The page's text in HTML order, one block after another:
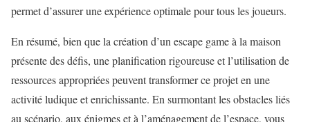
permet d’assurer une expérience optimale pour tous les joueurs.
En résumé, bien que la création d’un escape game à la maison
présente des défis, une planification rigoureuse et l’utilisation de
ressources appropriées peuvent transformer ce projet en une
activité ludique et enrichissante. En surmontant les obstacles liés
au scénario, aux énigmes et à l’aménagement de l’espace, vous